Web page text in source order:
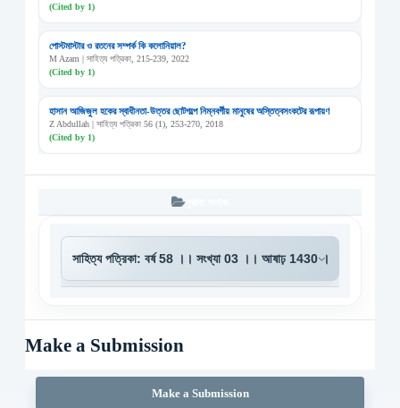
(Cited by 1)
পোস্টমাস্টার ও রতনের সম্পর্ক কি কলোনিয়াল?
M Azam | সাহিত্য পত্রিকা, 215-239, 2022
(Cited by 1)
হাসান আজিজুল হকের স্বাধীনতা-উত্তর ছোটগল্পে নিম্নবর্গীয় মানুষের অস্তিত্বসংকটের রূপায়ণ
Z Abdullah | সাহিত্য পত্রিকা 56 (1), 253-270, 2018
(Cited by 1)
Make a Submission
Make a Submission